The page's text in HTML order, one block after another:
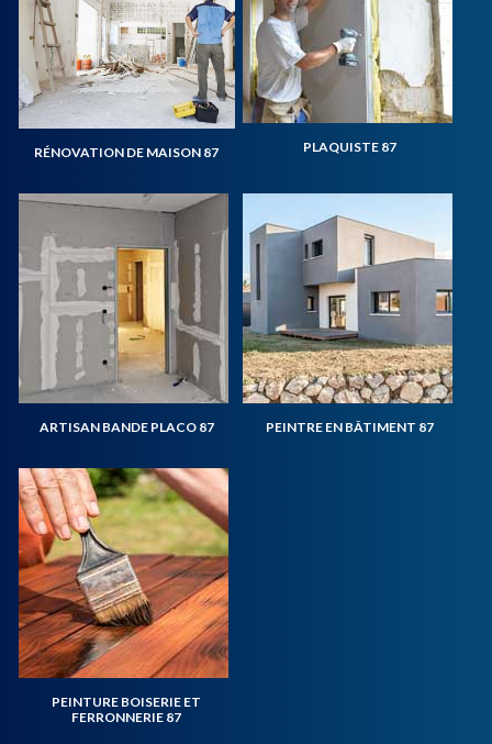
RÉNOVATION DE MAISON 87 PLAQUISTE 87
ARTISAN BANDE PLACO 87 PEINTRE EN BÂTIMENT 87
PEINTURE BOISERIE ET
FERRONNERIE 87